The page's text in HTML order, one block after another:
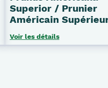
Superior / Prunier
Américain
Voir les détails